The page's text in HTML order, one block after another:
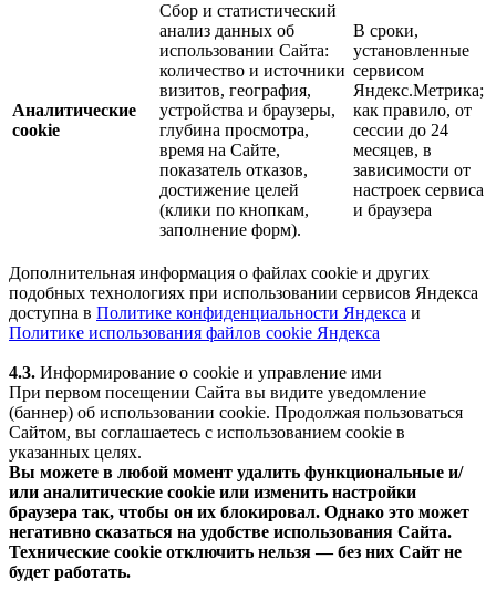
Аналитические
cookie
Сбор и статистический
анализ данных об
использовании Сайта:
количество и источники
визитов, география,
устройства и браузеры,
глубина просмотра,
время на Сайте,
показатель отказов,
достижение целей
(клики по кнопкам,
заполнение форм).
В сроки,
установленные
сервисом
Яндекс.Метрика;
как правило, от
сессии до 24
месяцев, в
зависимости от
настроек сервиса
и браузера
Дополнительная информация о файлах cookie и других
подобных технологиях при использовании сервисов Яндекса
доступна в Политике конфиденциальности Яндекса и
Политике использования файлов cookie Яндекса
4.3. Информирование о cookie и управление ими
При первом посещении Сайта вы видите уведомление
(баннер) об использовании cookie. Продолжая пользоваться
Сайтом, вы соглашаетесь с использованием cookie в
указанных целях.
Вы можете в любой момент удалить функциональные и/
или аналитические cookie или изменить настройки
браузера так, чтобы он их блокировал. Однако это может
негативно сказаться на удобстве использования Сайта.
Технические cookie отключить нельзя — без них Сайт не
будет работать.